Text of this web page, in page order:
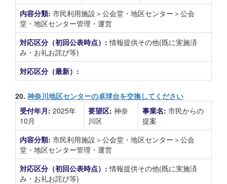
内容分類: 市民利用施設＞公会堂・地区センター＞公会
堂・地区センター管理・運営
対応区分（初回公表時点）:情報提供その他(既に実施済
み・お礼お詫び等)
対応区分（最新）:
20. 神奈川地区センターの卓球台を交換してください
受付年月: 2025年
10月
要望区: 神奈
川区
事業名: 市民からの
提案
内容分類: 市民利用施設＞公会堂・地区センター＞公会
堂・地区センター管理・運営
対応区分（初回公表時点）:情報提供その他(既に実施済
み・お礼お詫び等)